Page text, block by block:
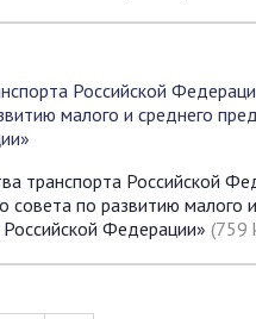
Российской
малого и среднего
транспорта Российской
совета по развитию малого
Федерации» (759